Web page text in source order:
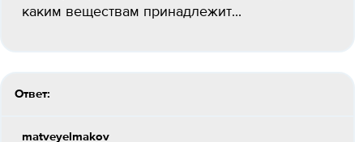
каким веществам принадлежит...
Ответ:
matveyelmakov